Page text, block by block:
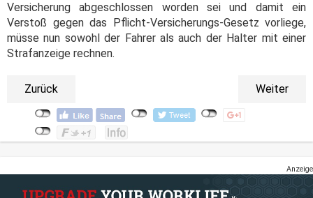
Versicherung abgeschlossen worden sei und damit ein
Verstoß gegen das Pflicht-Versicherungs-Gesetz vorliege,
müsse nun sowohl der Fahrer als auch der Halter mit einer
Strafanzeige rechnen.
Zurück Weiter
Anzeige